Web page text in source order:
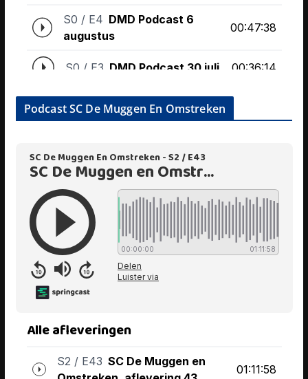
Podcast SC De Muggen En Omstreken